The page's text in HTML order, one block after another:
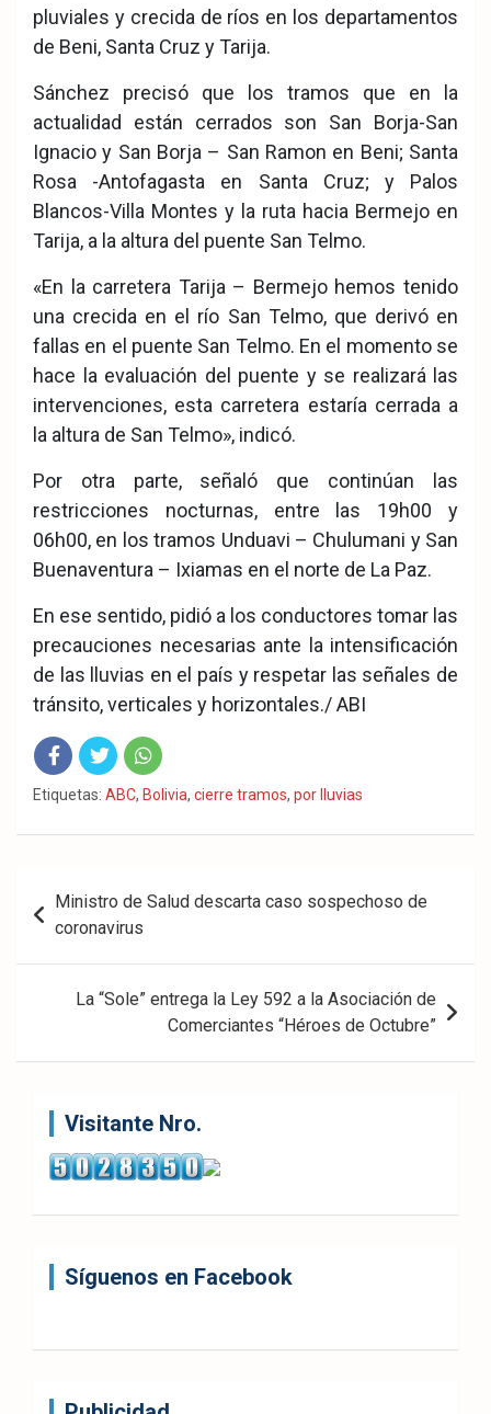
pluviales y crecida de ríos en los departamentos
de Beni, Santa Cruz y Tarija.
Sánchez precisó que los tramos que en la
actualidad están cerrados son San Borja-San
Ignacio y San Borja – San Ramon en Beni; Santa
Rosa -Antofagasta en Santa Cruz; y Palos
Blancos-Villa Montes y la ruta hacia Bermejo en
Tarija, a la altura del puente San Telmo.
«En la carretera Tarija – Bermejo hemos tenido
una crecida en el río San Telmo, que derivó en
fallas en el puente San Telmo. En el momento se
hace la evaluación del puente y se realizará las
intervenciones, esta carretera estaría cerrada a
la altura de San Telmo», indicó.
Por otra parte, señaló que continúan las
restricciones nocturnas, entre las 19h00 y
06h00, en los tramos Unduavi – Chulumani y San
Buenaventura – Ixiamas en el norte de La Paz.
En ese sentido, pidió a los conductores tomar las
precauciones necesarias ante la intensificación
de las lluvias en el país y respetar las señales de
tránsito, verticales y horizontales./ ABI
Fac
eb
Twit
ter
Wha
tsA
Etiquetas: ABC, Bolivia, cierre tramos, por lluvias
Navegación
de
entradas
Ministro de Salud descarta caso sospechoso de
coronavirus
La “Sole” entrega la Ley 592 a la Asociación de
Comerciantes “Héroes de Octubre”
Visitante Nro.
Síguenos en Facebook